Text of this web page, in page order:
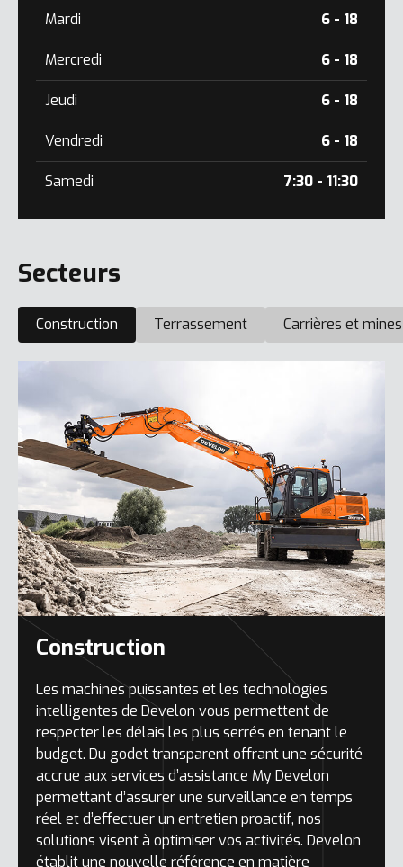
Mardi 6 - 18
Mercredi 6 - 18
Jeudi 6 - 18
Vendredi 6 - 18
Samedi 7:30 - 11:30
Secteurs
Construction Terrassement Carrières et mines
Construction
Les machines puissantes et les technologies
intelligentes de Develon vous permettent de
respecter les délais les plus serrés en tenant le
budget. Du godet transparent offrant une sécurité
accrue aux services d’assistance My Develon
permettant d’assurer une surveillance en temps
réel et d’effectuer un entretien proactif, nos
solutions visent à optimiser vos activités. Develon
établit une nouvelle référence en matière